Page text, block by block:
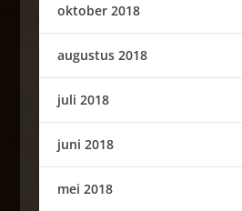
oktober 2018
augustus 2018
juli 2018
juni 2018
mei 2018